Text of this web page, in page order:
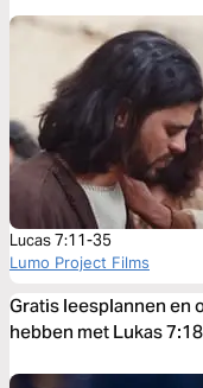
Lucas 7:11-35
Lumo Project Films
Gratis leesplannen en
hebben met Lukas